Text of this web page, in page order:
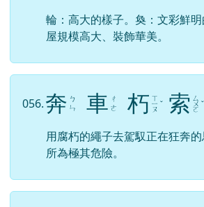
輪：高大的樣子。奐：文彩鮮
屋規模高大、裝飾華美。
056.奔 ㄅ
ㄣ
車 ㄔ
ㄜ
朽 ㄒ
ㄧ
ㄡ
ˇ 索 ㄙ
ㄨ
ㄛ
ˇ
用腐朽的繩子去駕馭正在狂奔
所為極其危險。